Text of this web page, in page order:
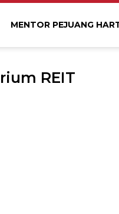
MENTOR PEJUANG
REIT